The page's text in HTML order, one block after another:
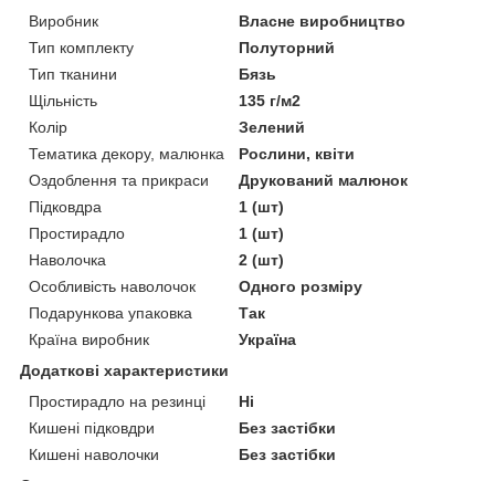
Виробник
Власне виробництво
Тип комплекту
Полуторний
Тип тканини
Бязь
Щільність
135 г/м2
Колір
Зелений
Тематика декору, малюнка
Рослини, квіти
Оздоблення та прикраси
Друкований малюнок
Підковдра
1 (шт)
Простирадло
1 (шт)
Наволочка
2 (шт)
Особливість наволочок
Одного розміру
Подарункова упаковка
Так
Країна виробник
Україна
Додаткові характеристики
Простирадло на резинці
Ні
Кишені підковдри
Без застібки
Кишені наволочки
Без застібки